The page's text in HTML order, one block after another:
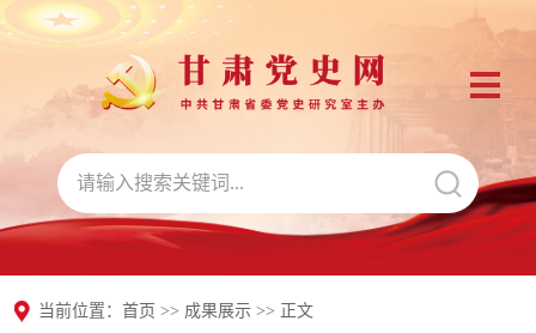
当前位置： 首页 >> 成果展示 >> 正文